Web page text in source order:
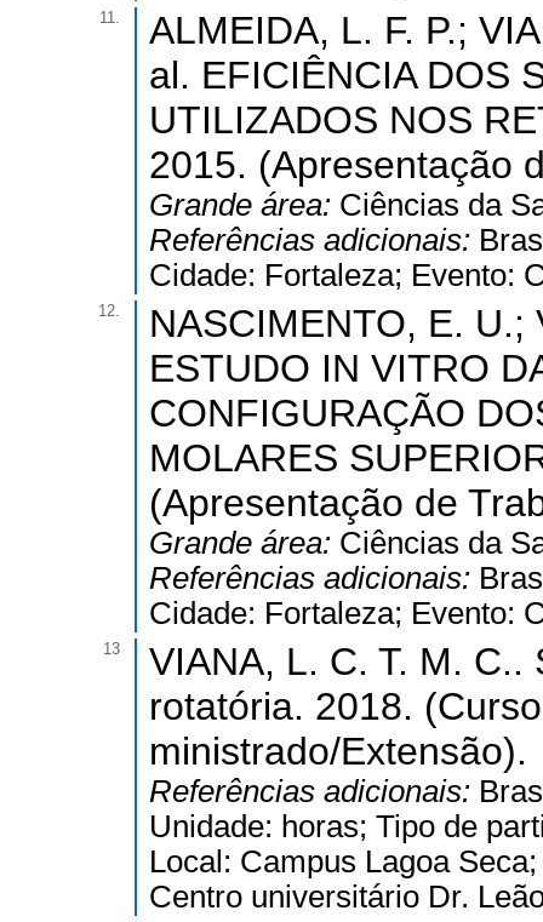
11.
ALMEIDA, L. F. P.;
al. EFICIÊNCIA DOS
UTILIZADOS NOS
2015. (Apresentação
Grande área: Ciências da
Referências adicionais:
Cidade: Fortaleza; Evento:
12.
NASCIMENTO, E. U.;
ESTUDO IN VITRO
CONFIGURAÇÃO
MOLARES
(Apresentação de
Grande área: Ciências da
Referências adicionais:
Cidade: Fortaleza; Evento:
13
VIANA, L. C. T. M.
rotatória. 2018.
ministrado/Extensão).
Referências adicionais:
Unidade: horas; Tipo de
Local: Campus Lagoa
Centro universitário Dr.